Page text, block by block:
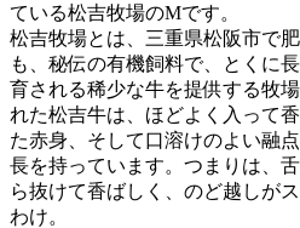
ている松吉牧場のMです。
松吉牧場とは、三重県松阪市で
も、秘伝の有機飼料で、とくに
育される稀少な牛を提供する牧
れた松吉牛は、ほどよく入って
た赤身、そして口溶けのよい融
長を持っています。つまりは、
ら抜けて香ばしく、のど越しが
わけ。